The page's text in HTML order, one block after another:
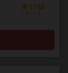
1748
持ってる